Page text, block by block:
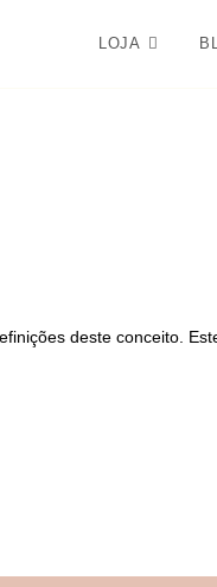
LOJA
deste conceito.